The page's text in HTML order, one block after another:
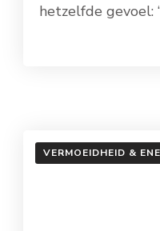
hetzelfde gevoel:
Lees
VERMOEIDHEID &